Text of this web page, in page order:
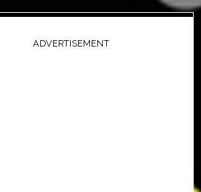
ADVERTISEMENT